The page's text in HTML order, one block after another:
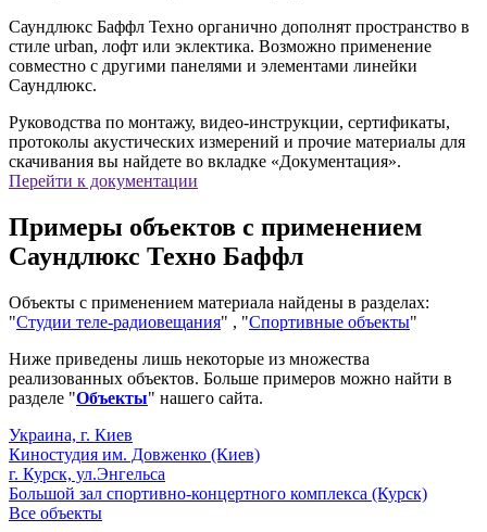
Саундлюкс Баффл Техно органично дополнят пространство в
стиле urban, лофт или эклектика. Возможно применение
совместно с другими панелями и элементами линейки
Саундлюкс.
Руководства по монтажу, видео-инструкции, сертификаты,
протоколы акустических измерений и прочие материалы для
скачивания вы найдете во вкладке «Документация».
Перейти к документации
Примеры объектов с применением
Саундлюкс Техно Баффл
Объекты с применением материала найдены в разделах:
"Студии теле-радиовещания" , "Спортивные объекты"
Ниже приведены лишь некоторые из множества
реализованных объектов. Больше примеров можно найти в
разделе "Объекты" нашего сайта.
Украина, г. Киев
Киностудия им. Довженко (Киев)
г. Курск, ул.Энгельса
Большой зал спортивно-концертного комплекса (Курск)
Все объекты